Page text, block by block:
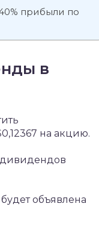
прибыли по
в
на акцию.
объявлена